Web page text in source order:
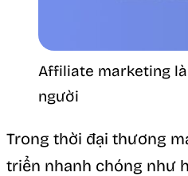
Affiliate marketing
người
Trong thời đại thương
triển nhanh chóng như